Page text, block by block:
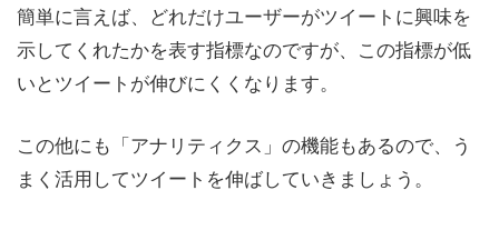
簡単に言えば、どれだけユーザーがツイートに興味を
示してくれたかを表す指標なのですが、この指標が低
いとツイートが伸びにくくなります。
この他にも「アナリティクス」の機能もあるので、う
まく活用してツイートを伸ばしていきましょう。